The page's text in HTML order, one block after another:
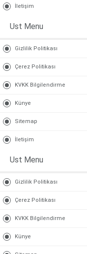
İletişim
Ust Menu
Gizlilik Politikası
Çerez Politikası
KVKK Bilgilendirme
Künye
Sitemap
İletişim
Ust Menu
Gizlilik Politikası
Çerez Politikası
KVKK Bilgilendirme
Künye